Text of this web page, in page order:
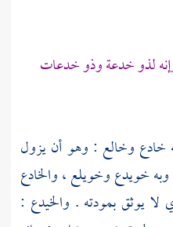
لذو خدعة وذو خدعات
خادع وخالع : وهو أن يزول
خويدع وخويلع ، والخادع
لا يوثق بمودته . والخيدع :